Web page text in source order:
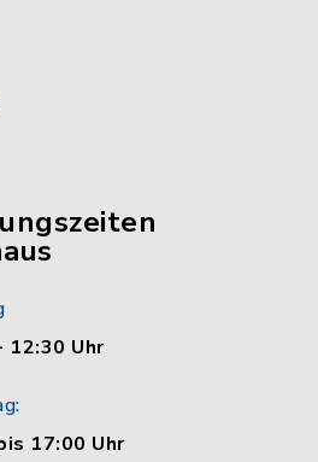
12:30 Uhr
17:00 Uhr